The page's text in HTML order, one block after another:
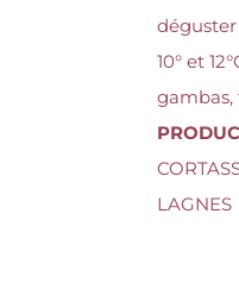
déguster
10° et
gambas,
LAGNES